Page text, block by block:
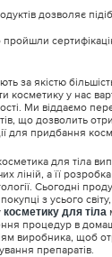
дозволяє
пройшли
за якістю
косметику у нас
Ми віддаємо
що дозволить
для придбання
для тіла
ліній, а її
Сьогодні
з усього
косметику для тіла
процедур в
виробника, щоб
препаратів.